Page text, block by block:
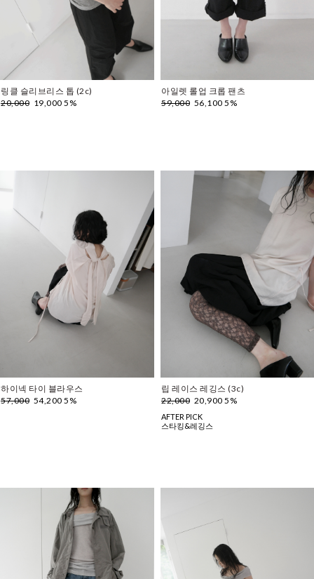
링클 슬리브리스 톱 (2c)
20,000 19,000 5%
아일렛 롤업 크롭 팬츠
59,000 56,100 5%
하이넥 타이 블라우스
57,000 54,200 5%
립 레이스 레깅스 (3c)
22,000 20,900 5%
AFTER PICK
스타킹&레깅스